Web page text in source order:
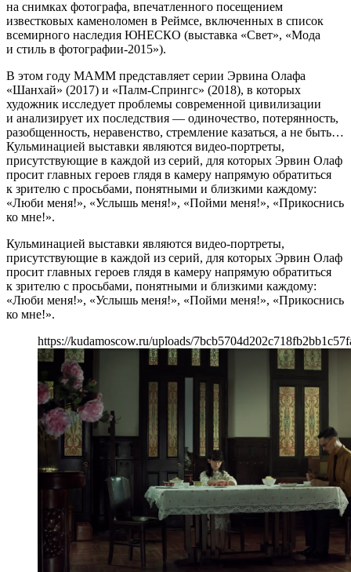
на снимках фотографа, впечатленного посещением
известковых каменоломен в Реймсе, включенных в список
всемирного наследия ЮНЕСКО (выставка «Свет», «Мода
и стиль в фотографии-2015»).
В этом году МАММ представляет серии Эрвина Олафа
«Шанхай» (2017) и «Палм-Спрингс» (2018), в которых
художник исследует проблемы современной цивилизации
и анализирует их последствия — одиночество, потерянность,
разобщенность, неравенство, стремление казаться, а не быть…
Кульминацией выставки являются видео-портреты,
присутствующие в каждой из серий, для которых Эрвин Олаф
просит главных героев глядя в камеру напрямую обратиться
к зрителю с просьбами, понятными и близкими каждому:
«Люби меня!», «Услышь меня!», «Пойми меня!», «Прикоснись
ко мне!».
Кульминацией выставки являются видео-портреты,
присутствующие в каждой из серий, для которых Эрвин Олаф
просит главных героев глядя в камеру напрямую обратиться
к зрителю с просьбами, понятными и близкими каждому:
«Люби меня!», «Услышь меня!», «Пойми меня!», «Прикоснись
ко мне!».
https://kudamoscow.ru/uploads/